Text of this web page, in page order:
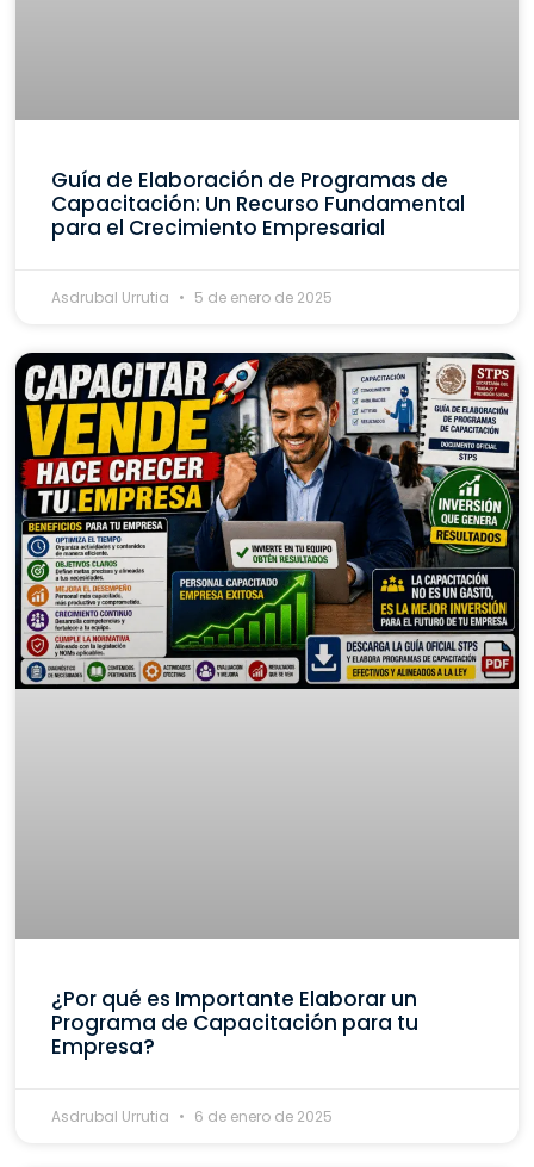
Guía de Elaboración de Programas de
Capacitación: Un Recurso Fundamental
para el Crecimiento Empresarial
Asdrubal Urrutia 5 de enero de 2025
¿Por qué es Importante Elaborar un
Programa de Capacitación para tu
Empresa?
Asdrubal Urrutia 6 de enero de 2025